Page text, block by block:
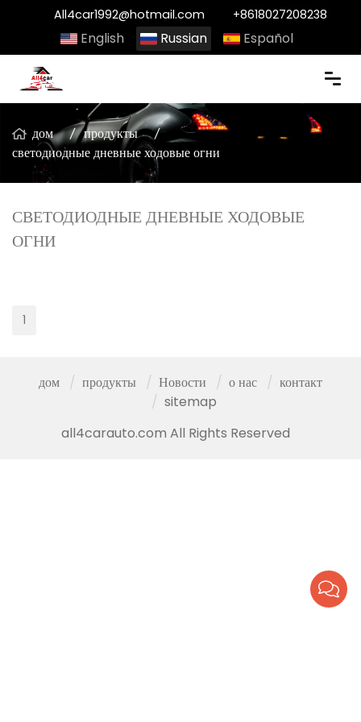
All4car1992@hotmail.com +8618027208238
English Russian Español
дом
продукты
светодиодные дневные ходовые огни
СВЕТОДИОДНЫЕ ДНЕВНЫЕ ХОДОВЫЕ
ОГНИ
1
дом продукты Новости о нас
контакт
sitemap
all4carauto.com All Rights Reserved